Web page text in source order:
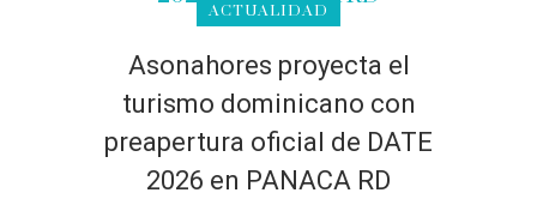
ACTUALIDAD
Asonahores proyecta el
turismo dominicano con
preapertura oficial de DATE
2026 en PANACA RD